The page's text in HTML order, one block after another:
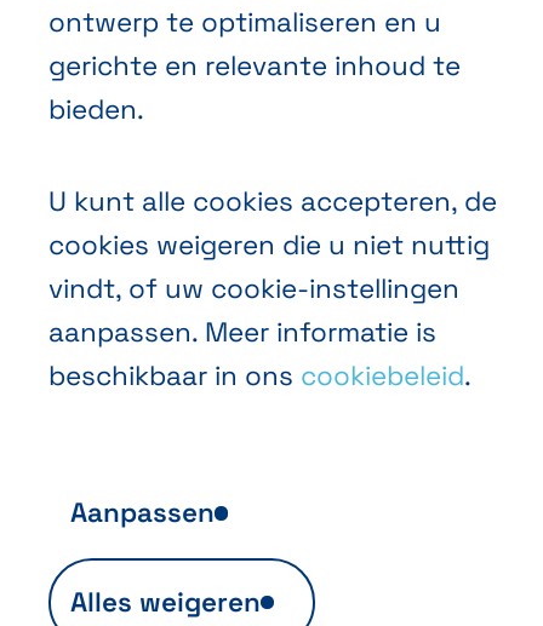
Abihome NL
ontwerp te optimaliseren en u
gerichte en relevante inhoud te
bieden.
U kunt alle cookies accepteren, de
cookies weigeren die u niet nuttig
vindt, of uw cookie-instellingen
aanpassen. Meer informatie is
beschikbaar in ons cookiebeleid.
Anonieme publieksanalyse
Ils sont indispensables au fonctionnement
Aanpassen
Alles weigeren